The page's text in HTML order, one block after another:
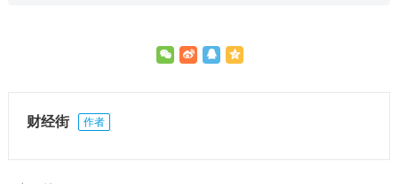
财经街 作者